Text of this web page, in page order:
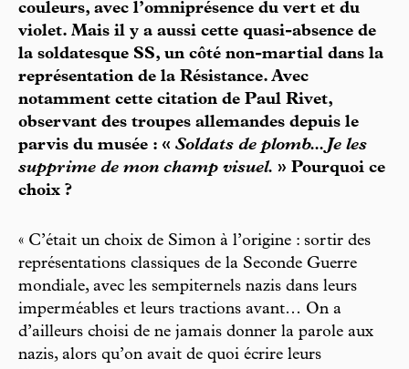
couleurs, avec l’omniprésence du vert et du
violet. Mais il y a aussi cette quasi-absence de
la soldatesque SS, un côté non-martial dans la
représentation de la Résistance. Avec
notamment cette citation de Paul Rivet,
observant des troupes allemandes depuis le
parvis du musée : « Soldats de plomb... Je les
supprime de mon champ visuel. » Pourquoi ce
choix ?
« C’était un choix de Simon à l’origine : sortir des
représentations classiques de la Seconde Guerre
mondiale, avec les sempiternels nazis dans leurs
imperméables et leurs tractions avant… On a
d’ailleurs choisi de ne jamais donner la parole aux
nazis, alors qu’on avait de quoi écrire leurs